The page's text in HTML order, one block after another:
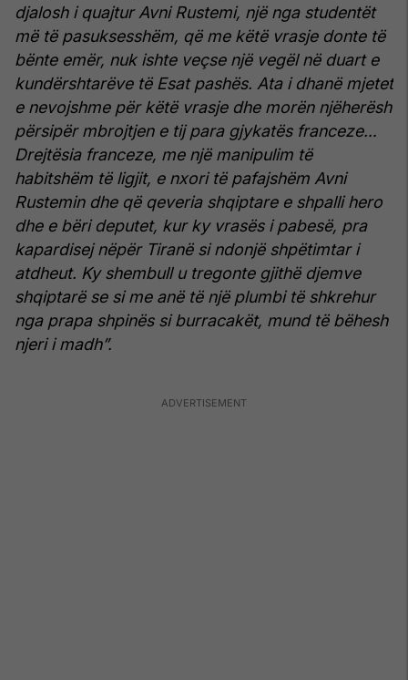
djalosh i quajtur Avni Rustemi, një nga studentët
më të pasuksesshëm, që me këtë vrasje donte të
bënte emër, nuk ishte veçse një vegël në duart e
kundërshtarëve të Esat pashës. Ata i dhanë mjetet
e nevojshme për këtë vrasje dhe morën njëherësh
përsipër mbrojtjen e tij para gjykatës franceze…
Drejtësia franceze, me një manipulim të
habitshëm të ligjit, e nxori të pafajshëm Avni
Rustemin dhe që qeveria shqiptare e shpalli hero
dhe e bëri deputet, kur ky vrasës i pabesë, pra
kapardisej nëpër Tiranë si ndonjë shpëtimtar i
atdheut. Ky shembull u tregonte gjithë djemve
shqiptarë se si me anë të një plumbi të shkrehur
nga prapa shpinës si burracakët, mund të bëhesh
njeri i madh”.